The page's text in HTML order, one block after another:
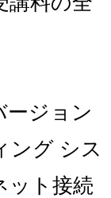
ージョン
ング シス
ット接続